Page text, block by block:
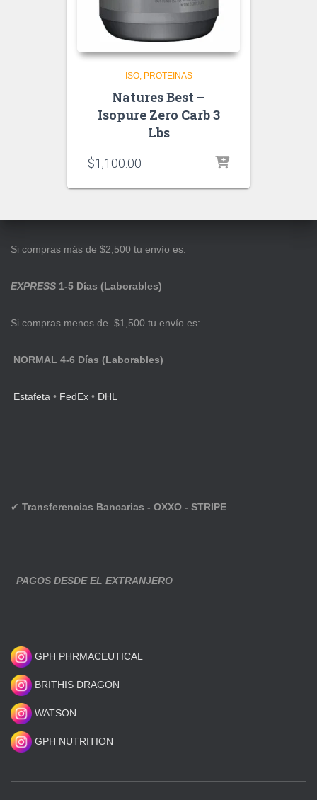
ISO PROTEINAS
Natures Best –
Isopure Zero Carb 3
Lbs
$1,100.00
Si compras más de $2,500 tu envío es:
EXPRESS 1-5 Días (Laborables)
Si compras menos de $1,500 tu envío es:
NORMAL 4-6 Días (Laborables)
Estafeta • FedEx • DHL
✔ Transferencias Bancarias - OXXO - STRIPE
PAGOS DESDE EL EXTRANJERO
GPH PHRMACEUTICAL
BRITHIS DRAGON
WATSON
GPH NUTRITION